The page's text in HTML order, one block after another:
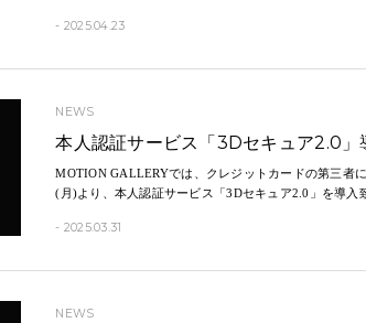
- 2025.04.23
NEWS
本人認証サービス「3Dセキュア2.0」
MOTION GALLERYでは、クレジットカードの第三者
(月)より、本人認証サービス「3Dセキュア2.0」を導入
- 2025.03.31
NEWS